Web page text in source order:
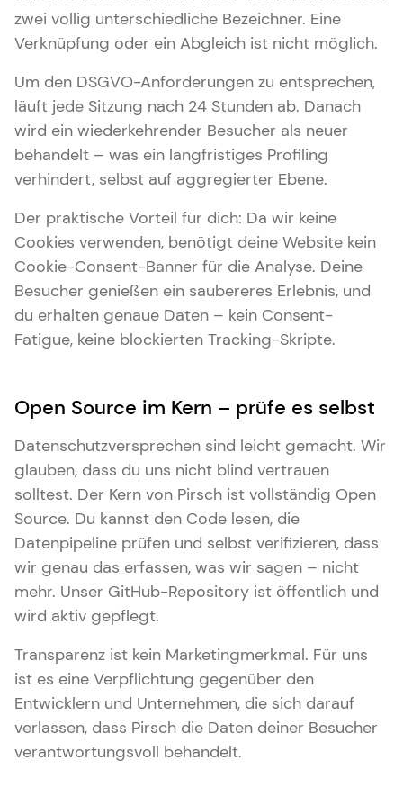
zwei völlig unterschiedliche Bezeichner. Eine
Verknüpfung oder ein Abgleich ist nicht möglich.
Um den DSGVO-Anforderungen zu entsprechen,
läuft jede Sitzung nach 24 Stunden ab. Danach
wird ein wiederkehrender Besucher als neuer
behandelt – was ein langfristiges Profiling
verhindert, selbst auf aggregierter Ebene.
Der praktische Vorteil für dich: Da wir keine
Cookies verwenden, benötigt deine Website kein
Cookie-Consent-Banner für die Analyse. Deine
Besucher genießen ein saubereres Erlebnis, und
du erhalten genaue Daten – kein Consent-
Fatigue, keine blockierten Tracking-Skripte.
Open Source im Kern – prüfe es selbst
Datenschutzversprechen sind leicht gemacht. Wir
glauben, dass du uns nicht blind vertrauen
solltest. Der Kern von Pirsch ist vollständig Open
Source. Du kannst den Code lesen, die
Datenpipeline prüfen und selbst verifizieren, dass
wir genau das erfassen, was wir sagen – nicht
mehr. Unser GitHub-Repository ist öffentlich und
wird aktiv gepflegt.
Transparenz ist kein Marketingmerkmal. Für uns
ist es eine Verpflichtung gegenüber den
Entwicklern und Unternehmen, die sich darauf
verlassen, dass Pirsch die Daten deiner Besucher
verantwortungsvoll behandelt.